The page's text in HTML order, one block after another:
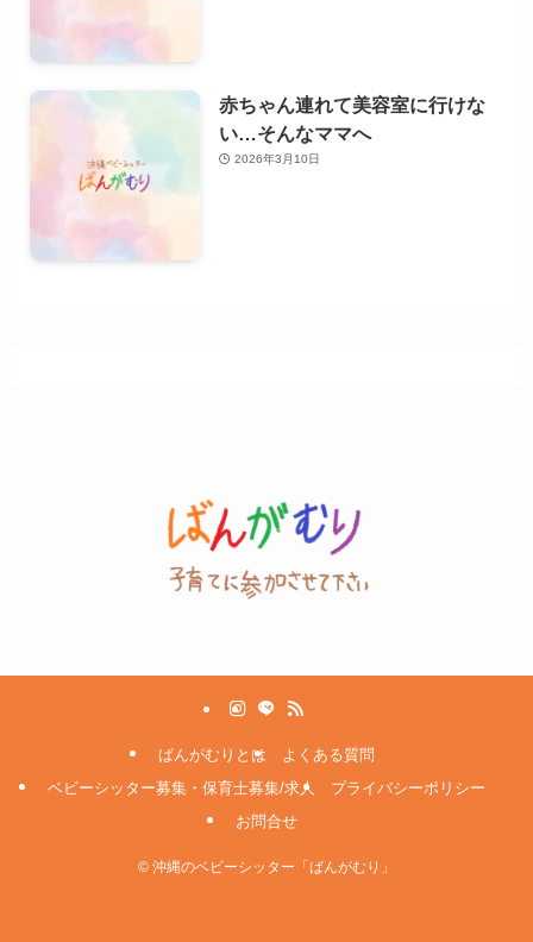
赤ちゃん連れて美容室に行けな
い…そんなママへ
2026年3月10日
ばんがむりとは
よくある質問
ベビーシッター募集・保育士募集/求人
プライバシーポリシー
お問合せ
© 沖縄のベビーシッター「ばんがむり」